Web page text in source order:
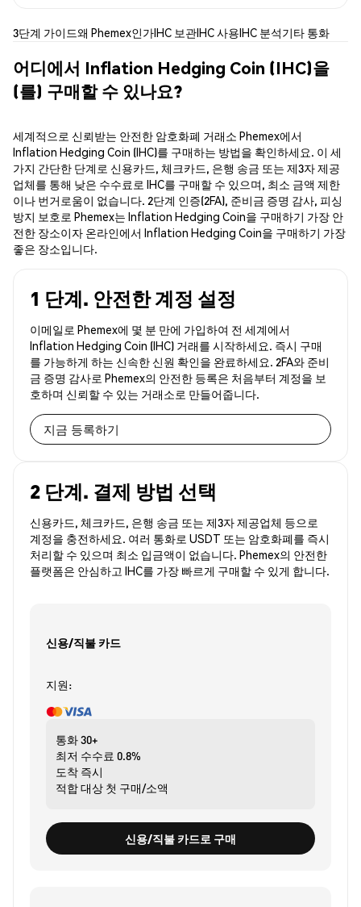
3단계 가이드왜 Phemex인가IHC 보관IHC 사용IHC 분석기타 통화
어디에서 Inflation Hedging Coin (IHC)을
(를) 구매할 수 있나요?
세계적으로 신뢰받는 안전한 암호화폐 거래소 Phemex에서
Inflation Hedging Coin (IHC)를 구매하는 방법을 확인하세요. 이 세
가지 간단한 단계로 신용카드, 체크카드, 은행 송금 또는 제3자 제공
업체를 통해 낮은 수수료로 IHC를 구매할 수 있으며, 최소 금액 제한
이나 번거로움이 없습니다. 2단계 인증(2FA), 준비금 증명 감사, 피싱
방지 보호로 Phemex는 Inflation Hedging Coin을 구매하기 가장 안
전한 장소이자 온라인에서 Inflation Hedging Coin을 구매하기 가장
좋은 장소입니다.
1 단계. 안전한 계정 설정
이메일로 Phemex에 몇 분 만에 가입하여 전 세계에서
Inflation Hedging Coin (IHC) 거래를 시작하세요. 즉시 구매
를 가능하게 하는 신속한 신원 확인을 완료하세요. 2FA와 준비
금 증명 감사로 Phemex의 안전한 등록은 처음부터 계정을 보
호하며 신뢰할 수 있는 거래소로 만들어줍니다.
지금 등록하기
2 단계. 결제 방법 선택
신용카드, 체크카드, 은행 송금 또는 제3자 제공업체 등으로
계정을 충전하세요. 여러 통화로 USDT 또는 암호화폐를 즉시
처리할 수 있으며 최소 입금액이 없습니다. Phemex의 안전한
플랫폼은 안심하고 IHC를 가장 빠르게 구매할 수 있게 합니다.
신용/직불 카드
지원:
통화30+
최저 수수료 0.8%
도착 즉시
적합 대상 첫 구매/소액
신용/직불 카드로 구매